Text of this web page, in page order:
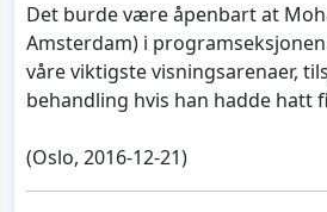
Det burde være åpenbart at
Amsterdam) i
våre viktigste visningsarenaer,
behandling hvis han hadde hatt
(Oslo, 2016-12-21)